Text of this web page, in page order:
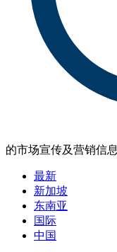
的市场宣传及营销信息
最新
新加坡
东南亚
国际
中国